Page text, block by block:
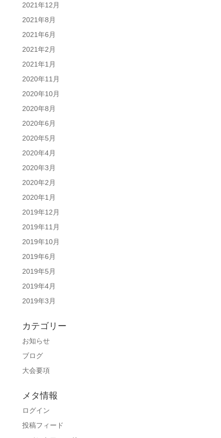
2021年12月
2021年8月
2021年6月
2021年2月
2021年1月
2020年11月
2020年10月
2020年8月
2020年6月
2020年5月
2020年4月
2020年3月
2020年2月
2020年1月
2019年12月
2019年11月
2019年10月
2019年6月
2019年5月
2019年4月
2019年3月
カテゴリー
お知らせ
ブログ
大会要項
メタ情報
ログイン
投稿フィード